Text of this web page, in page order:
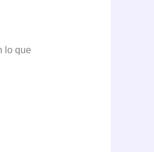
lo que